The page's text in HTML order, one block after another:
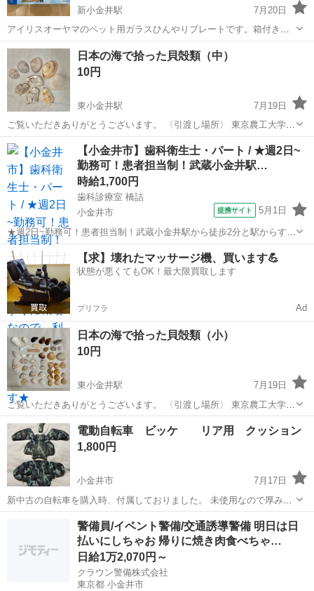
新小金井駅
7月20日
アイリスオーヤマのペット用ガラスひんやりプレートです。箱付き
で、未使用に近い状態ですが、一部表面に経年によるものと思われる
変色や剥がれが多数あります 【情報】 ブランド：アイリスオーヤマ
型番：GHP-500 幅...
東京 小金井市 新小金井駅 その他
日本の海で拾った貝殻類（中）
10円
東小金井駅
7月19日
ご覧いただきありがとうございます。 〈引渡し場所〉 東京農工大学
小金井キャンパス 正門前。 変更希望があれば連絡ください。 徒歩〜
自転車圏内なら対応できます。 〈日時〉 メッセージにて決定します。
希望日時をお伝えくだ...
東京 小金井市 東小金井駅 その他 貝殻
【小金井市】歯科衛生士・パート / ★週2日~
勤務可！患者担当制！武蔵小金井駅…
時給1,700円
歯科診療室 橋詰
小金井市
提携サイト 5月1日
★週2日~勤務可！患者担当制！武蔵小金井駅から徒歩2分と駅からすぐ
に職場なので、利便性が高く通勤時間も短縮できます★ 時給： 1,700
円~ アクセス：中央線[快速] 武蔵小金井 徒歩2分 オススメコメント ●
週2日~...
東京 小金井市 歯科衛生士
【求】壊れたマッサージ機、買います💪
状態が悪くてもOK！最大限買取します
プリフラ Ad
日本の海で拾った貝殻類（小）
10円
東小金井駅
7月19日
ご覧いただきありがとうございます。 〈引渡し場所〉 東京農工大学
小金井キャンパス 正門前。 変更希望があれば連絡ください。 徒歩〜
自転車圏内なら対応できます。 〈日時〉 メッセージにて決定します。
希望日時をお伝えくだ...
東京 小金井市 東小金井駅 貝殻
電動自転車 ビッケ リア用 クッション
1,800円
小金井市
7月17日
新中古の自転車を購入時、付属しておりました。 未使用なので厚みや
クッション性能もしっかり残っております。 マジックテープの一部が
劣化しているのでご利用の際は交換をお勧めします。 参考価格。
Amazonでは5324円 メル...
小金井市 その他 ビッケ
警備員/イベント警備/交通誘導警備 明日は日
払いにしちゃお 帰りに焼き肉食べちゃ…
日給1万2,070円～
クラウン警備株式会社
東京都 小金井市